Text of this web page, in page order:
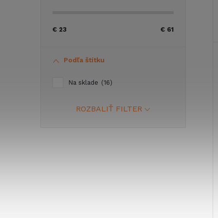
€ 23 € 61
Podľa štítku
Na sklade 16
ROZBALIŤ FILTER